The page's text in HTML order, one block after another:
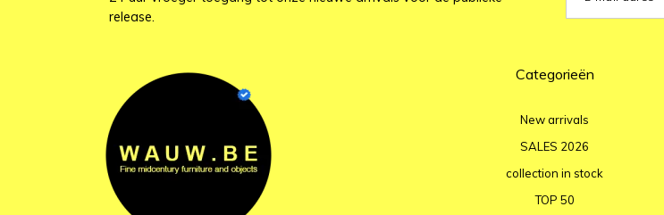
release.
Categorieën
New arrivals
SALES 2026
collection in stock
TOP 50